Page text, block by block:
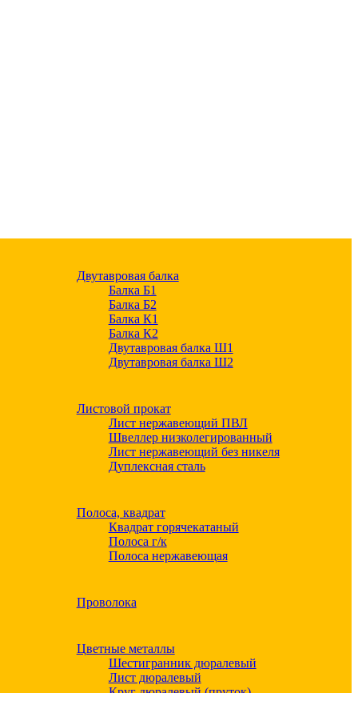
Двутавровая балка
Балка Б1
Балка Б2
Балка К1
Балка К2
Двутавровая балка Ш1
Двутавровая балка Ш2
Листовой прокат
Лист нержавеющий ПВЛ
Швеллер низколегированный
Лист нержавеющий без никеля
Дуплексная сталь
Полоса, квадрат
Квадрат горячекатаный
Полоса г/к
Полоса нержавеющая
Проволока
Цветные металлы
Шестигранник дюралевый
Лист дюралевый
Круг дюралевый (пруток)